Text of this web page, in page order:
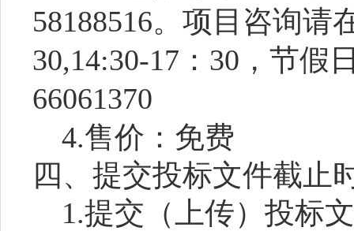
58188516。项目咨询请
30,14:30-17：30，节假
66061370
4.售价：免费
四、提交投标文件截止
1.提交（上传）投标